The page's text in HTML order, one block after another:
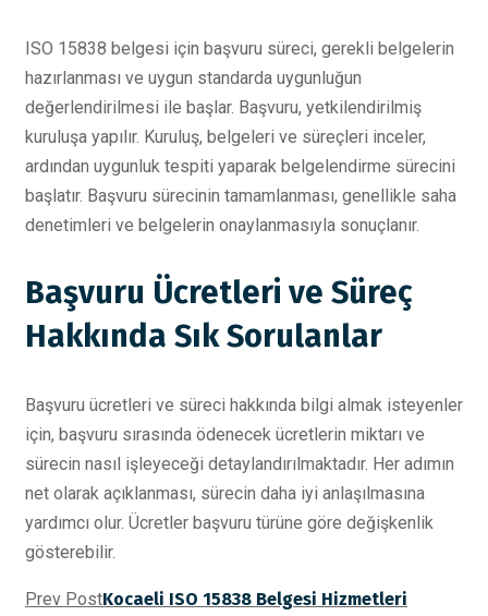
ISO 15838 belgesi için başvuru süreci, gerekli belgelerin
hazırlanması ve uygun standarda uygunluğun
değerlendirilmesi ile başlar. Başvuru, yetkilendirilmiş
kuruluşa yapılır. Kuruluş, belgeleri ve süreçleri inceler,
ardından uygunluk tespiti yaparak belgelendirme sürecini
başlatır. Başvuru sürecinin tamamlanması, genellikle saha
denetimleri ve belgelerin onaylanmasıyla sonuçlanır.
Başvuru Ücretleri ve Süreç
Hakkında Sık Sorulanlar
Başvuru ücretleri ve süreci hakkında bilgi almak isteyenler
için, başvuru sırasında ödenecek ücretlerin miktarı ve
sürecin nasıl işleyeceği detaylandırılmaktadır. Her adımın
net olarak açıklanması, sürecin daha iyi anlaşılmasına
yardımcı olur. Ücretler başvuru türüne göre değişkenlik
gösterebilir.
Prev PostKocaeli ISO 15838 Belgesi Hizmetleri